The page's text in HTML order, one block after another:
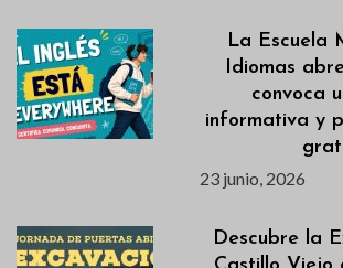
La Escuela
Idiomas
convoca
informativa y
23 junio, 2026
Descubre la